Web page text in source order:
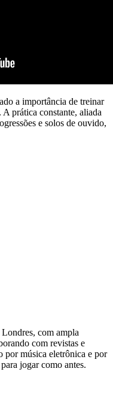
a importância de treinar
prática constante, aliada
e solos de ouvido,
com ampla
com revistas e
por música eletrônica e por
jogar como antes.